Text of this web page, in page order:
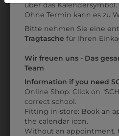
Datenschutzerklärungbzw. im
über das Kalendersymbol.
Ohne Termin kann es zu
Bitte nehmen Sie eine
Tragtasche für Ihren
Wir freuen uns - Das
Team
Information if you need
Online Shop: Click on
correct school.
Fitting in-store: Book an
the calendar icon.
Without an appointment,